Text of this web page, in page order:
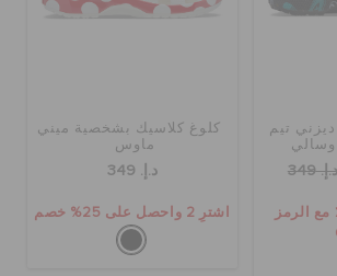
/ اشتراك
تيم
د.إ. 349
إضافي 10٪ مع الرمز
كلوغ كلاسيك بشخصية ميني
ماوس
د.إ. 349
اشترِ 2 واحصل على 25% خصم